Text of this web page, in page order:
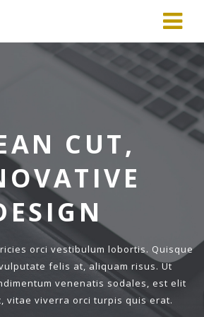
CUT,
orci vestibulum lobortis. Quisque
felis at, aliquam risus. Ut
venenatis sodales, est elit
vitae viverra orci turpis quis erat.